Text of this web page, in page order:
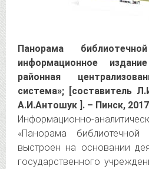
Панорама
информационное
районная
система»; [составитель
А.И.Антошук ]. – Пинск,
Информационно-
«Панорама
выстроен на основании
государственного